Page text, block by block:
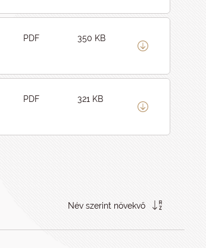
PDF 350 KB
PDF 321 KB
Név szerint növekvő